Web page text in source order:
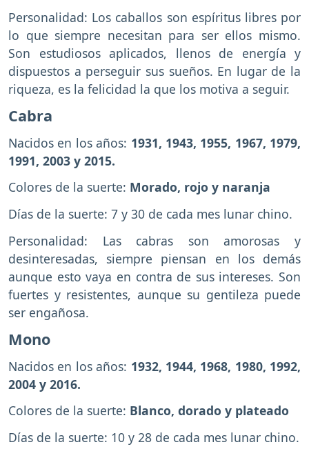
Personalidad: Los caballos son espíritus libres por
lo que siempre necesitan para ser ellos mismo.
Son estudiosos aplicados, llenos de energía y
dispuestos a perseguir sus sueños. En lugar de la
riqueza, es la felicidad la que los motiva a seguir.
Cabra
Nacidos en los años: 1931, 1943, 1955, 1967, 1979,
1991, 2003 y 2015.
Colores de la suerte: Morado, rojo y naranja
Días de la suerte: 7 y 30 de cada mes lunar chino.
Personalidad: Las cabras son amorosas y
desinteresadas, siempre piensan en los demás
aunque esto vaya en contra de sus intereses. Son
fuertes y resistentes, aunque su gentileza puede
ser engañosa.
Mono
Nacidos en los años: 1932, 1944, 1968, 1980, 1992,
2004 y 2016.
Colores de la suerte: Blanco, dorado y plateado
Días de la suerte: 10 y 28 de cada mes lunar chino.